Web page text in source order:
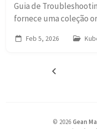
Guia de
fornece uma coleção
comuns no
Feb 5, 2026
© 2026 Gean